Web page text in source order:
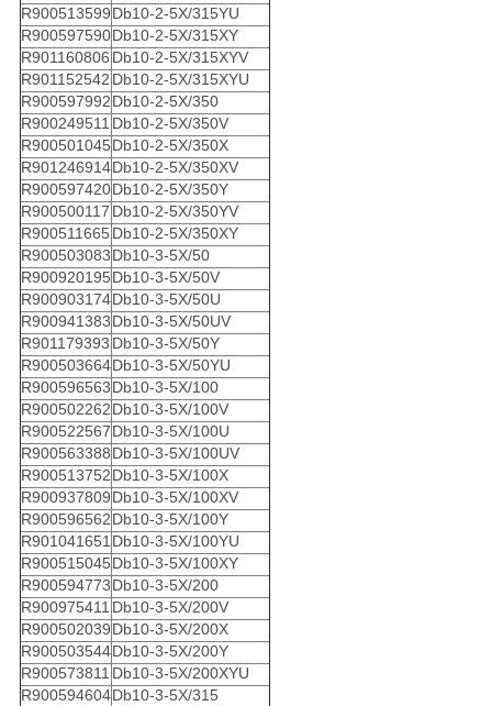
R900513599Db10-2-5X/315YU
R900597590Db10-2-5X/315XY
R901160806 Db10-2-5X/315XYV
R901152542 Db10-2-5X/315XYU
R900597992Db10-2-5X/350
R900249511 Db10-2-5X/350V
R900501045Db10-2-5X/350X
R901246914Db10-2-5X/350XV
R900597420Db10-2-5X/350Y
R900500117 Db10-2-5X/350YV
R900511665 Db10-2-5X/350XY
R900503083Db10-3-5X/50
R900920195Db10-3-5X/50V
R900903174Db10-3-5X/50U
R900941383Db10-3-5X/50UV
R901179393 Db10-3-5X/50Y
R900503664Db10-3-5X/50YU
R900596563Db10-3-5X/100
R900502262Db10-3-5X/100V
R900522567Db10-3-5X/100U
R900563388Db10-3-5X/100UV
R900513752Db10-3-5X/100X
R900937809Db10-3-5X/100XV
R900596562Db10-3-5X/100Y
R901041651Db10-3-5X/100YU
R900515045Db10-3-5X/100XY
R900594773Db10-3-5X/200
R900975411 Db10-3-5X/200V
R900502039Db10-3-5X/200X
R900503544Db10-3-5X/200Y
R900573811 Db10-3-5X/200XYU
R900594604Db10-3-5X/315